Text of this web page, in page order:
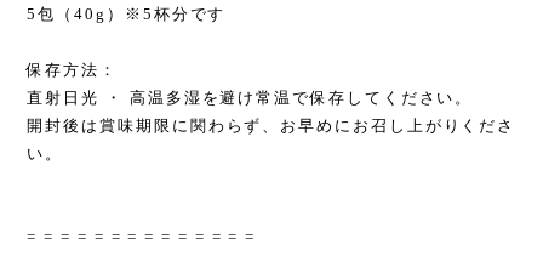
5包（40g）※5杯分です
保存方法：
直射日光 ・ 高温多湿を避け常温で保存してください。
開封後は賞味期限に関わらず、お早めにお召し上がりくださ
い。
= = = = = = = = = = = = = =